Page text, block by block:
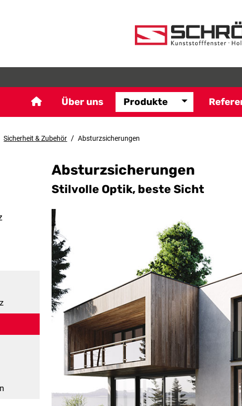
Über uns Produkte
Sicherheit & Zubehör / Absturzsicherungen
Absturzsicherungen
Stilvolle Optik, beste Sicht